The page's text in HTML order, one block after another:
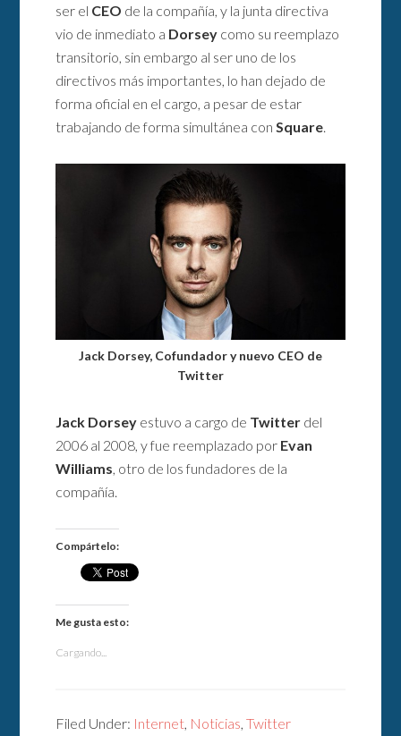
ser el CEO de la compañía, y la junta directiva
vio de inmediato a Dorsey como su reemplazo
transitorio, sin embargo al ser uno de los
directivos más importantes, lo han dejado de
forma oficial en el cargo, a pesar de estar
trabajando de forma simultánea conSquare.
Jack Dorsey, Cofundador y nuevo CEO de
Twitter
Jack Dorsey estuvo a cargo de Twitter del
2006 al 2008, y fue reemplazado por Evan
Williams , otro de los fundadores de la
compañía.
Compártelo:
Me gusta esto:
Cargando...
Filed Under: Internet Noticias ,Twitter